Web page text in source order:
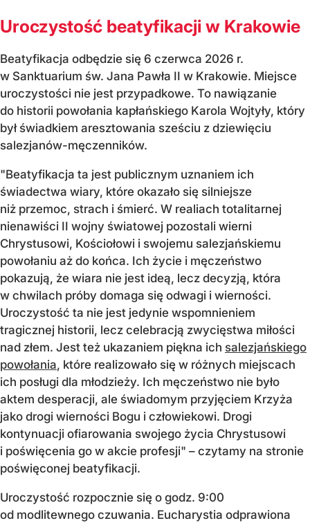
Uroczystość beatyfikacji w Krakowie
Beatyfikacja odbędzie się 6 czerwca 2026 r.
w Sanktuarium św. Jana Pawła II w Krakowie. Miejsce
uroczystości nie jest przypadkowe. To nawiązanie
do historii powołania kapłańskiego Karola Wojtyły, który
był świadkiem aresztowania sześciu z dziewięciu
salezjanów-męczenników.
"Beatyfikacja ta jest publicznym uznaniem ich
świadectwa wiary, które okazało się silniejsze
niż przemoc, strach i śmierć. W realiach totalitarnej
nienawiści II wojny światowej pozostali wierni
Chrystusowi, Kościołowi i swojemu salezjańskiemu
powołaniu aż do końca. Ich życie i męczeństwo
pokazują, że wiara nie jest ideą, lecz decyzją, która
w chwilach próby domaga się odwagi i wierności.
Uroczystość ta nie jest jedynie wspomnieniem
tragicznej historii, lecz celebracją zwycięstwa miłości
nad złem. Jest też ukazaniem piękna ich salezjańskiego
powołania, które realizowało się w różnych miejscach
ich posługi dla młodzieży. Ich męczeństwo nie było
aktem desperacji, ale świadomym przyjęciem Krzyża
jako drogi wierności Bogu i człowiekowi. Drogi
kontynuacji ofiarowania swojego życia Chrystusowi
i poświęcenia go w akcie profesji" – czytamy na stronie
poświęconej beatyfikacji.
Uroczystość rozpocznie się o godz. 9:00
od modlitewnego czuwania. Eucharystia odprawiona